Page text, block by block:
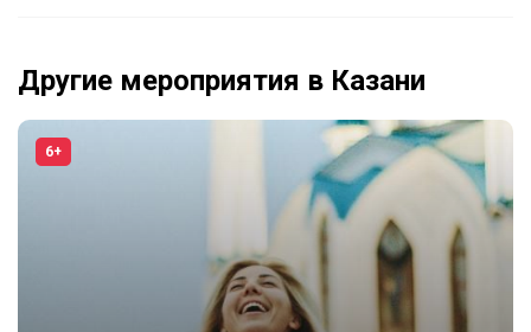
Другие мероприятия в Казани
6+